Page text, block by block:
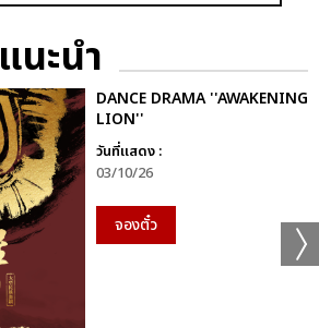
แนะนำ
DANCE DRAMA ''AWAKENING
LION''
วันที่แสดง :
03/10/26
จองตั๋ว